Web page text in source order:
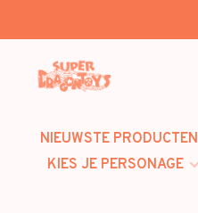
NIEUWSTE PRODUCTEN
KIES JE PERSONAGE